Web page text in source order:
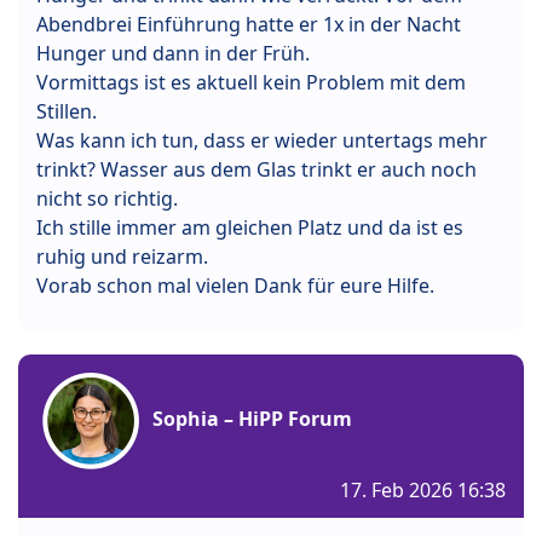
Abendbrei Einführung hatte er 1x in der Nacht
Hunger und dann in der Früh.
Vormittags ist es aktuell kein Problem mit dem
Stillen.
Was kann ich tun, dass er wieder untertags mehr
trinkt? Wasser aus dem Glas trinkt er auch noch
nicht so richtig.
Ich stille immer am gleichen Platz und da ist es
ruhig und reizarm.
Vorab schon mal vielen Dank für eure Hilfe.
Sophia – HiPP Forum
17. Feb 2026 16:38